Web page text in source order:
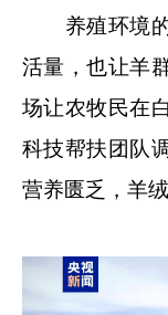
养殖环境的
活量，也让羊
场让农牧民在
科技帮扶团队
营养匮乏，羊